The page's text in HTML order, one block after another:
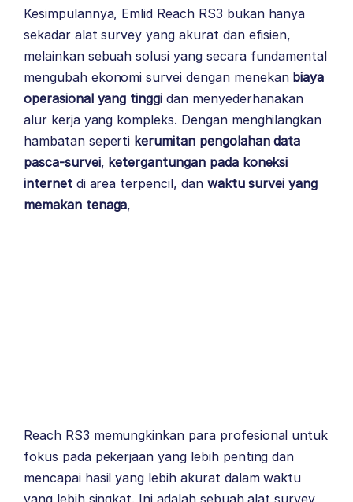
Kesimpulannya, Emlid Reach RS3 bukan hanya
sekadar alat survey yang akurat dan efisien,
melainkan sebuah solusi yang secara fundamental
mengubah ekonomi survei dengan menekan biaya
operasional yang tinggi dan menyederhanakan
alur kerja yang kompleks. Dengan menghilangkan
hambatan seperti kerumitan pengolahan data
pasca-survei, ketergantungan pada koneksi
internetdi area terpencil, dan waktu survei yang
memakan tenaga,
Reach RS3 memungkinkan para profesional untuk
fokus pada pekerjaan yang lebih penting dan
mencapai hasil yang lebih akurat dalam waktu